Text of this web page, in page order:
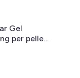
Gel
per pelle
acneica